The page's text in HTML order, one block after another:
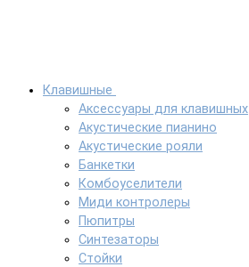
Клавишные
Аксессуары для клавишных
Акустические пианино
Акустические рояли
Банкетки
Комбоуселители
Миди контролеры
Пюпитры
Синтезаторы
Стойки